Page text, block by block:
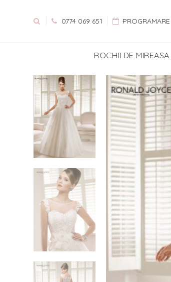
0774 069 651 PROGRAMARE
ROCHII DE MIREASA